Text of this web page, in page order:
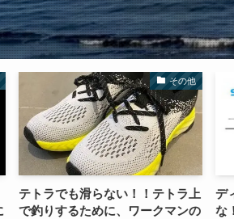
その他
テトラでも滑らない！！テトラ上
で釣りするために、ワークマンの
デ
な